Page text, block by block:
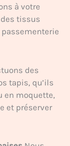
à votre
tissus
des
tapis, qu’ils
en moquette,
et préserver